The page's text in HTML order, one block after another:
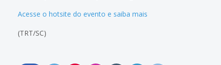
Acesse o hotsite do evento e saiba mais
(TRT/SC)